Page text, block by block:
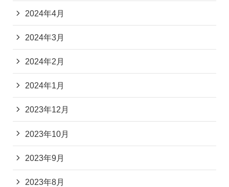
2024年4月
2024年3月
2024年2月
2024年1月
2023年12月
2023年10月
2023年9月
2023年8月